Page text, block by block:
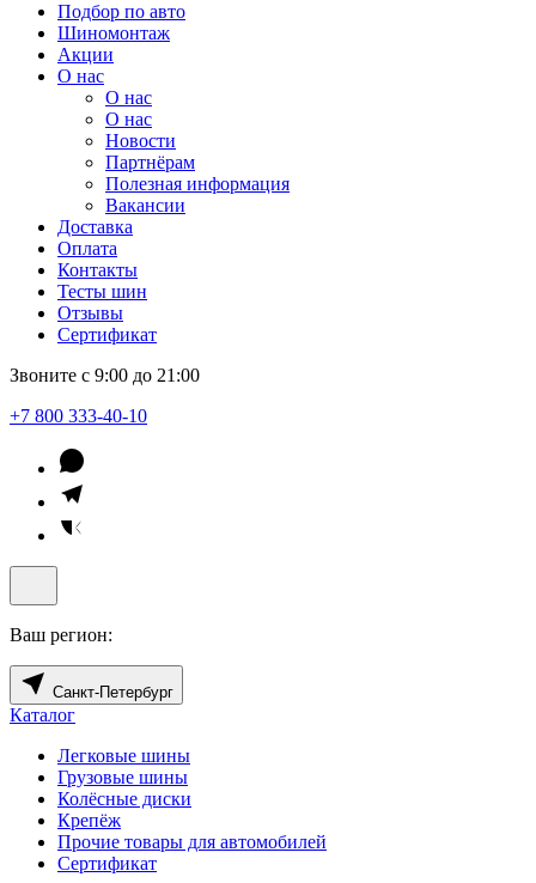
Подбор по авто
Шиномонтаж
Акции
О нас
О нас
О нас
Новости
Партнёрам
Полезная информация
Вакансии
Доставка
Оплата
Контакты
Тесты шин
Отзывы
Сертификат
Звоните с 9:00 до 21:00
+7 800 333-40-10
Ваш регион:
Санкт-Петербург
Каталог
Легковые шины
Грузовые шины
Колёсные диски
Крепёж
Прочие товары для автомобилей
Сертификат